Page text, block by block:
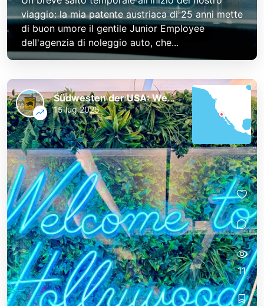
viaggio: la mia patente austriaca di 25 anni mette
di buon umore il gentile Junior Employee
dell'agenzia di noleggio auto, che...
Südwesten der USA: Westküste und Nationalparks
15 lug 2025
11